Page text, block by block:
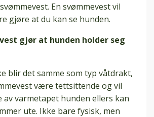
En svømmevest vil
gjøre at du kan se hunden.
gjør at hunden holder seg
blir det samme som typ våtdrakt,
være tettsittende og vil
av varmetapet hunden ellers kan
ute. Ikke bare fysisk, men